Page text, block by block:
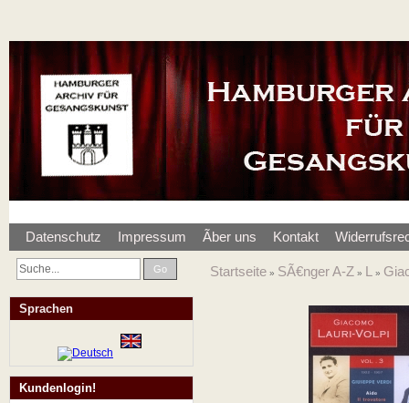
Datenschutz Impressum Ãber uns Kontakt
Go Startseite » SÃ€nger A-Z » L »
Sprachen
Kundenlogin!